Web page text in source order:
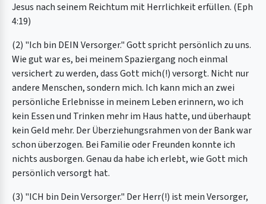
Jesus nach seinem Reichtum mit Herrlichkeit erfüllen. (Eph
4:19)
(2) "Ich bin DEIN Versorger." Gott spricht persönlich zu uns.
Wie gut war es, bei meinem Spaziergang noch einmal
versichert zu werden, dass Gott mich(!) versorgt. Nicht nur
andere Menschen, sondern mich. Ich kann mich an zwei
persönliche Erlebnisse in meinem Leben erinnern, wo ich
kein Essen und Trinken mehr im Haus hatte, und überhaupt
kein Geld mehr. Der Überziehungsrahmen von der Bank war
schon überzogen. Bei Familie oder Freunden konnte ich
nichts ausborgen. Genau da habe ich erlebt, wie Gott mich
persönlich versorgt hat.
(3) "ICH bin Dein Versorger." Der Herr(!) ist mein Versorger,